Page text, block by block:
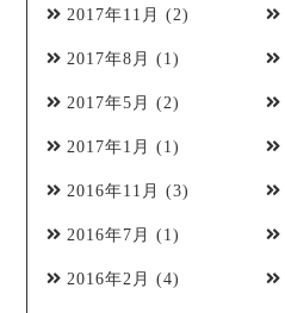
2017年11月 (2)
2017年8月 (1)
2017年5月 (2)
2017年1月 (1)
2016年11月 (3)
2016年7月 (1)
2016年2月 (4)